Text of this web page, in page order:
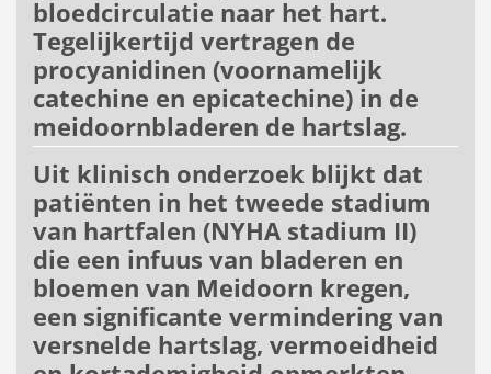
bloedcirculatie naar het hart.
Tegelijkertijd vertragen de
procyanidinen (voornamelijk
catechine en epicatechine) in de
meidoornbladeren de hartslag.
Uit klinisch onderzoek blijkt dat
patiënten in het tweede stadium
van hartfalen (NYHA stadium II)
die een infuus van bladeren en
bloemen van Meidoorn kregen,
een significante vermindering van
versnelde hartslag, vermoeidheid